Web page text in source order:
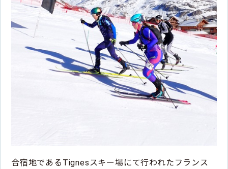
合宿地であるTignesスキー場にて行われたフランス